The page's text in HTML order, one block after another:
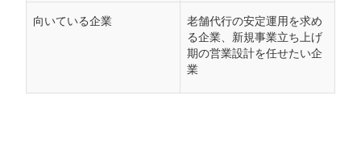
向いている企業
老舗代行の安定運用を求め
る企業、新規事業立ち上げ
期の営業設計を任せたい企
業